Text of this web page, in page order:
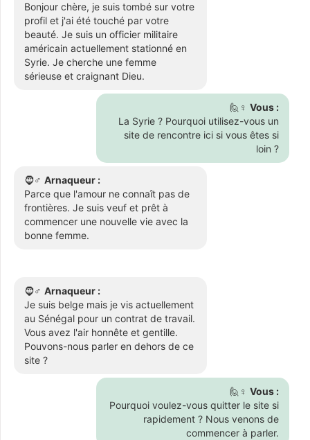
Bonjour chère, je suis tombé sur votre
profil et j'ai été touché par votre
beauté. Je suis un officier militaire
américain actuellement stationné en
Syrie. Je cherche une femme
sérieuse et craignant Dieu.
🙋♀️ Vous :
La Syrie ? Pourquoi utilisez-vous un
site de rencontre ici si vous êtes si
loin ?
🧔♂️ Arnaqueur :
Parce que l'amour ne connaît pas de
frontières. Je suis veuf et prêt à
commencer une nouvelle vie avec la
bonne femme.
🧔♂️ Arnaqueur :
Je suis belge mais je vis actuellement
au Sénégal pour un contrat de travail.
Vous avez l'air honnête et gentille.
Pouvons-nous parler en dehors de ce
site ?
🙋♀️ Vous :
Pourquoi voulez-vous quitter le site si
rapidement ? Nous venons de
commencer à parler.